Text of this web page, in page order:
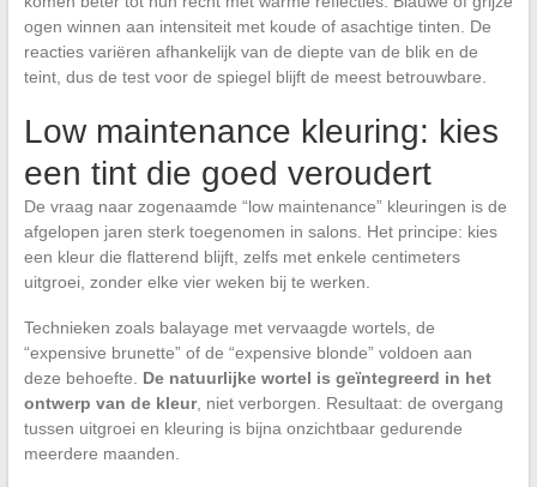
ogen winnen aan intensiteit met koude of asachtige tinten. De
reacties variëren afhankelijk van de diepte van de blik en de
teint, dus de test voor de spiegel blijft de meest betrouwbare.
Low maintenance kleuring: kies
een tint die goed veroudert
De vraag naar zogenaamde “low maintenance” kleuringen is de
afgelopen jaren sterk toegenomen in salons. Het principe: kies
een kleur die flatterend blijft, zelfs met enkele centimeters
uitgroei, zonder elke vier weken bij te werken.
Technieken zoals balayage met vervaagde wortels, de
“expensive brunette” of de “expensive blonde” voldoen aan
deze behoefte. De natuurlijke wortel is geïntegreerd in het
ontwerp van de kleur, niet verborgen. Resultaat: de overgang
tussen uitgroei en kleuring is bijna onzichtbaar gedurende
meerdere maanden.